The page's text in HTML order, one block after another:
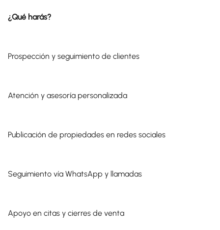
¿Qué harás?
Prospección y seguimiento de clientes
Atención y asesoría personalizada
Publicación de propiedades en redes sociales
Seguimiento vía WhatsApp y llamadas
Apoyo en citas y cierres de venta